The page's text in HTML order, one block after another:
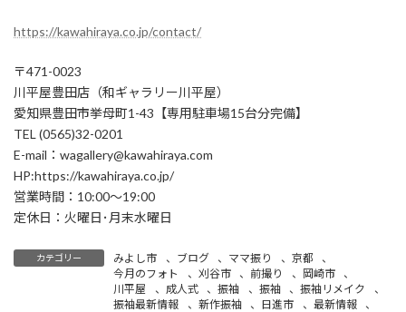
https://kawahiraya.co.jp/contact/
〒471-0023
川平屋豊田店（和ギャラリー川平屋）
愛知県豊田市挙母町1-43【専用駐車場15台分完備】
TEL (0565)32-0201
E-mail：wagallery@kawahiraya.com
HP:https://kawahiraya.co.jp/
営業時間：10:00～19:00
定休日：火曜日･月末水曜日
カテゴリー みよし市 、 ブログ 、 ママ振り 、 京都
、
今月のフォト
、 刈谷市 、 前撮り 、 岡崎市
、
川平屋
、 成人式 、振袖 、 振袖 、振袖リメイク
、
振袖最新情報
、 新作振袖 、 日進市 、 最新情報
、